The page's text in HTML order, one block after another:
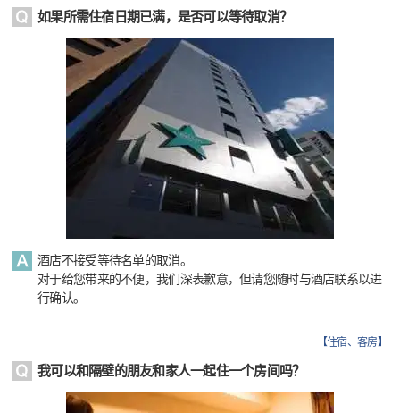
如果所需住宿日期已满，是否可以等待取消？
酒店不接受等待名单的取消。
对于给您带来的不便，我们深表歉意，但请您随时与酒店联系以进
行确认。
【住宿、客房】
我可以和隔壁的朋友和家人一起住一个房间吗？